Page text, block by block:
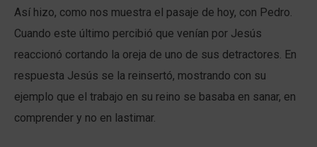
Así hizo, como nos muestra el pasaje de hoy, con Pedro.
Cuando este último percibió que venían por Jesús
reaccionó cortando la oreja de uno de sus detractores. En
respuesta Jesús se la reinsertó, mostrando con su
ejemplo que el trabajo en su reino se basaba en sanar, en
comprender y no en lastimar.